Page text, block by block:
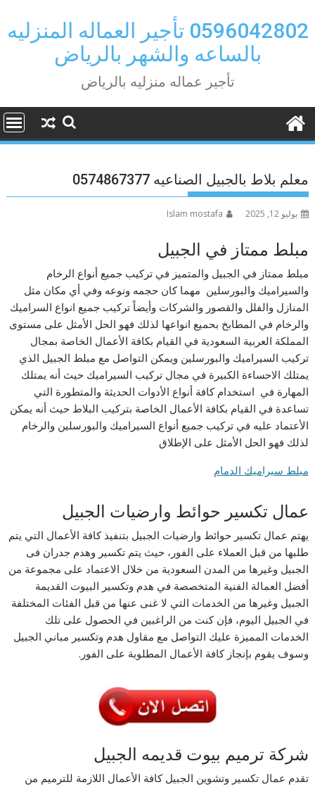
to
content
0596042802 تأجير العماله المنزليه
بالساعه والشهر بالرياض
تأجير عماله منزليه بالرياض
معلم بلاط بالجبيل الصناعيه 0574867377
يوليو 12, 2025 Islam mostafa
مبلط ممتاز في الجبيل
مبلط ممتاز في الجبيل والمتميز في تركيب جميع أنواع الرخام
والسيراميك والبورسلين مهما كان حجمه ونوعه وفي أي مكان مثل
المنازل والفلل والقصور والشركات وأيضاً تركيب جميع انواع السراميك
والرخام في المطابخ بحميع انواعها لذلك فهو الحل الأمثل على مستوى
المملكة العربية السعودية في القيام بكافة الأعمال الخاصة بمجال
تركيب السيراميك والبورسلين ويمكن التواصل مع مبلط الجبيل الذي
يمتلك الاحساءة الكبيرة في مجال تركيب السيراميك حيث أنه يمتلك
المهارة في استخدام كافة أنواع الأدوات الحديثة والمتطورة التي
تساعدة في القيام بكافة الأعمال الخاصة بتركيب البلاط حيث أنه يمكن
الأعتماد عليه في تركيب جميع أنواع السيراميك والبورسلين والرخام
لذلك فهو الحل الأمثل على الإطلاق
مبلط سيراميك الدمام
عمال تكسير حوائط وارضيات الجبيل
يهتم عمال تكسير حوائط وارضيات الجبيل بتنفيذ كافة الأعمال التي يتم
طلبها من قبل العملاء على الفور، حيث يتم تكسير وهدم جدران فى
الجبيل وغيرها من المدن السعودية من خلال الاعتماد على مجموعة من
أفضل العمالة الفنية المتخصصة في هدم وتكسير البيوت القديمة
الجبيل وغيرها من الخدمات التي لا غنى عنها من قبل الفئات المختلفة
في الجبيل اليوم، فإن كنت من الراغبين في الحصول على تلك
الخدمات المميزة عليك التواصل مع مقاول هدم وتكسير مباني الجبيل
وسوف يقوم بإنجاز كافة الأعمال المطلوبة على الفور.
شركة ترميم بيوت قديمه الجبيل
تقدم عمال تكسير وتشوين الجبيل كافة الأعمال اللازمة للترميم من